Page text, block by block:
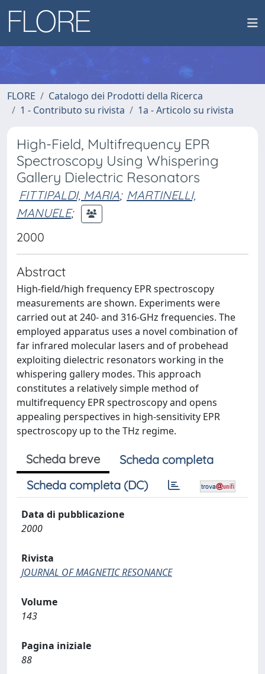
FLORE
Catalogo dei Prodotti della Ricerca
1 - Contributo su rivista
1a - Articolo su rivista
High-Field, Multifrequency EPR
Spectroscopy Using Whispering
Gallery Dielectric Resonators
FITTIPALDI, MARIA; MARTINELLI,
MANUELE;
2000
Abstract
High-field/high frequency EPR spectroscopy
measurements are shown. Experiments were
carried out at 240- and 316-GHz frequencies. The
employed apparatus uses a novel combination of
far infrared molecular lasers and of probehead
exploiting dielectric resonators working in the
whispering gallery modes. This approach
constitutes a relatively simple method of
multifrequency EPR spectroscopy and opens
appealing perspectives in high-sensitivity EPR
spectroscopy up to the THz regime.
Scheda breve
Scheda completa
Scheda completa (DC)
Data di pubblicazione
2000
Rivista
JOURNAL OF MAGNETIC RESONANCE
Volume
143
Pagina iniziale
88